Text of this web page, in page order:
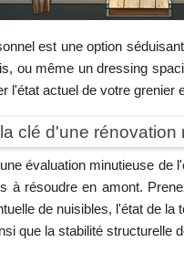
est une option
ou même un dressing
l'état actuel de votre
clé d'une rénovation
évaluation minutieuse de
à résoudre en amont.
de nuisibles, l'état de
que la stabilité structurelle